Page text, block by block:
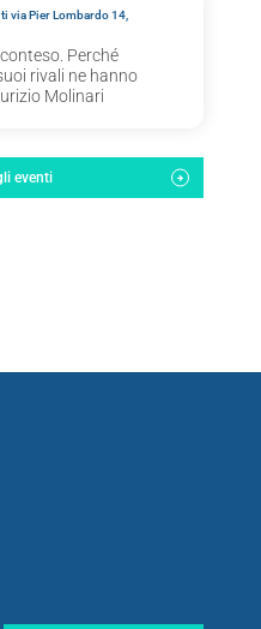
via Pier Lombardo 14,
Perché
rivali ne hanno
Molinari
eventi